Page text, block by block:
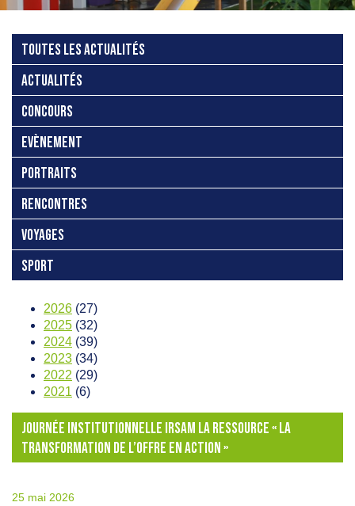
TOUTES LES ACTUALITÉS
ACTUALITÉS
CONCOURS
EVÈNEMENT
PORTRAITS
RENCONTRES
VOYAGES
SPORT
2026 (27)
2025 (32)
2024 (39)
2023 (34)
2022 (29)
2021 (6)
JOURNÉE INSTITUTIONNELLE IRSAM LA RESSOURCE « LA
TRANSFORMATION DE L’OFFRE EN ACTION »
25 mai 2026